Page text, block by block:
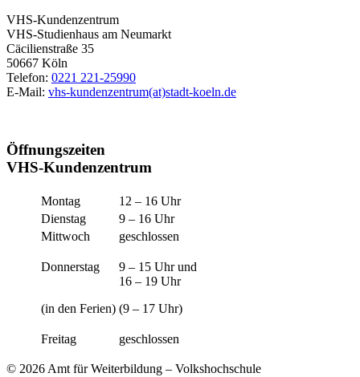
VHS-Kundenzentrum
VHS-Studienhaus am Neumarkt
Cäcilienstraße 35
50667 Köln
Telefon: 0221 221-25990
E-Mail: vhs-kundenzentrum(at)stadt-koeln.de
Öffnungszeiten
VHS-Kundenzentrum
Montag
12 – 16 Uhr
Dienstag
9 – 16 Uhr
Mittwoch
geschlossen
Donnerstag
(in den Ferien)
9 – 15 Uhr und
16 – 19 Uhr
(9 – 17 Uhr)
Freitag geschlossen
© 2026 Amt für Weiterbildung – Volkshochschule